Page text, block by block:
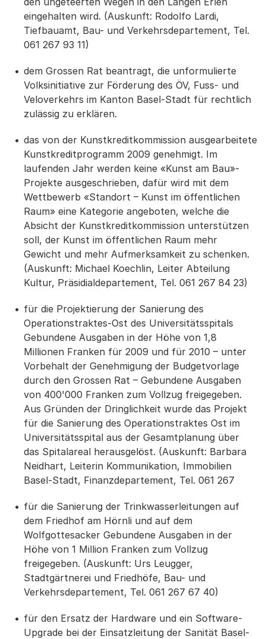
eingehalten wird. (Auskunft: Rodolfo Lardi,
Tiefbauamt, Bau- und Verkehrsdepartement, Tel.
061 267 93 11)
dem Grossen Rat beantragt, die unformulierte
Volksinitiative zur Förderung des ÖV, Fuss- und
Veloverkehrs im Kanton Basel-Stadt für rechtlich
zulässig zu erklären.
das von der Kunstkreditkommission ausgearbeitete
Kunstkreditprogramm 2009 genehmigt. Im
laufenden Jahr werden keine «Kunst am Bau»-
Projekte ausgeschrieben, dafür wird mit dem
Wettbewerb «Standort – Kunst im öffentlichen
Raum» eine Kategorie angeboten, welche die
Absicht der Kunstkreditkommission unterstützen
soll, der Kunst im öffentlichen Raum mehr
Gewicht und mehr Aufmerksamkeit zu schenken.
(Auskunft: Michael Koechlin, Leiter Abteilung
Kultur, Präsidialdepartement, Tel. 061 267 84 23)
für die Projektierung der Sanierung des
Operationstraktes-Ost des Universitätsspitals
Gebundene Ausgaben in der Höhe von 1,8
Millionen Franken für 2009 und für 2010 – unter
Vorbehalt der Genehmigung der Budgetvorlage
durch den Grossen Rat – Gebundene Ausgaben
von 400'000 Franken zum Vollzug freigegeben.
Aus Gründen der Dringlichkeit wurde das Projekt
für die Sanierung des Operationstraktes Ost im
Universitätsspital aus der Gesamtplanung über
das Spitalareal herausgelöst. (Auskunft: Barbara
Neidhart, Leiterin Kommunikation, Immobilien
Basel-Stadt, Finanzdepartement, Tel. 061 267
für die Sanierung der Trinkwasserleitungen auf
dem Friedhof am Hörnli und auf dem
Wolfgottesacker Gebundene Ausgaben in der
Höhe von 1 Million Franken zum Vollzug
freigegeben. (Auskunft: Urs Leugger,
Stadtgärtnerei und Friedhöfe, Bau- und
Verkehrsdepartement, Tel. 061 267 67 40)
für den Ersatz der Hardware und ein Software-
Upgrade bei der Einsatzleitung der Sanität Basel-